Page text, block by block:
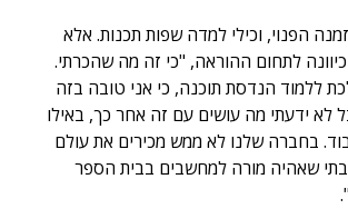
הפנוי, וכילי למדה שפות תכנות. אלא
לתחום ההוראה, "כי זה מה שהכרתי.
ללמוד הנדסת תוכנה, כי אני טובה בזה
לא ידעתי מה עושים עם זה אחר כך, באילו
בחברה שלנו לא ממש מכירים את עולם
שאהיה מורה למחשבים בבית הספר